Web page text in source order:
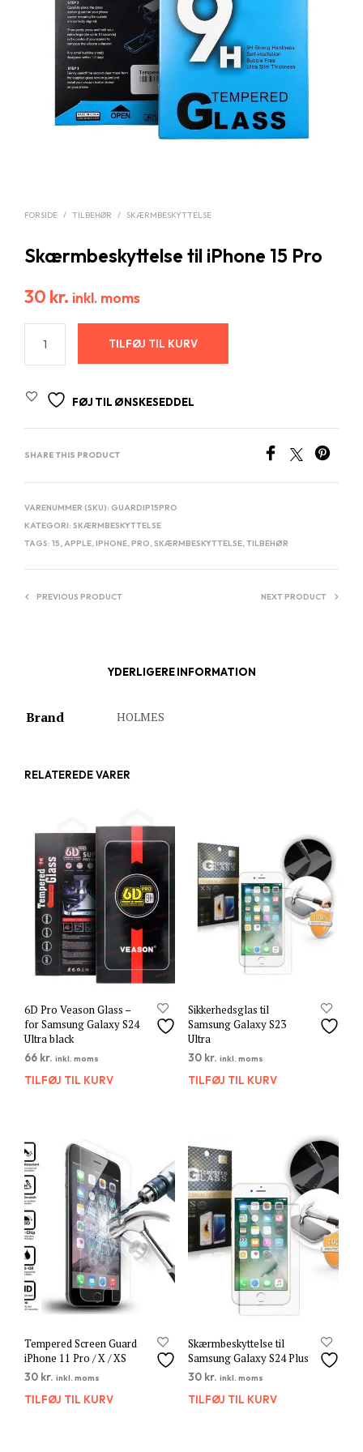
FORSIDE / TILBEHØR / SKÆRMBESKYTTELSE
Skærmbeskyttelse til iPhone 15 Pro
30 kr. inkl. moms
TILFØJ TIL KURV
FØJ TIL ØNSKESEDDEL
SHARE THIS PRODUCT
VARENUMMER (SKU): GUARDIP15PRO
KATEGORI: SKÆRMBESKYTTELSE
TAGS: 15,APPLE,IPHONE,PRO,SKÆRMBESKYTTELSE,TILBEHØR
PREVIOUS PRODUCT NEXT PRODUCT
YDERLIGERE INFORMATION
Brand HOLMES
RELATEREDE VARER
6D Pro Veason Glass –
for Samsung Galaxy S24
Ultra black
66 kr. inkl. moms
TILFØJ TIL KURV
Sikkerhedsglas til
Samsung Galaxy S23
Ultra
30 kr. inkl. moms
TILFØJ TIL KURV
Tempered Screen Guard
iPhone 11 Pro / X / XS
30 kr. inkl. moms
TILFØJ TIL KURV
Skærmbeskyttelse til
Samsung Galaxy S24 Plus
30 kr. inkl. moms
TILFØJ TIL KURV